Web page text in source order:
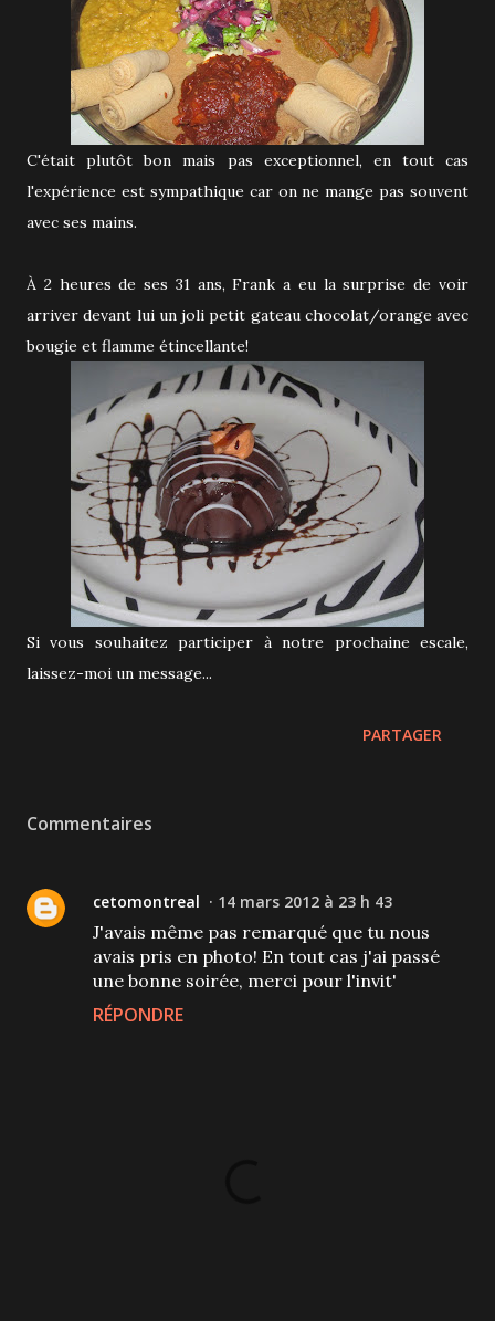
C'était plutôt bon mais pas exceptionnel, en tout cas
l'expérience est sympathique car on ne mange pas souvent
avec ses mains.
À 2 heures de ses 31 ans, Frank a eu la surprise de voir
arriver devant lui un joli petit gateau chocolat/orange avec
bougie et flamme étincellante!
Si vous souhaitez participer à notre prochaine escale,
laissez-moi un message...
PARTAGER
Commentaires
cetomontreal 14 mars 2012 à 23 h 43
J'avais même pas remarqué que tu nous
avais pris en photo! En tout cas j'ai passé
une bonne soirée, merci pour l'invit'
RÉPONDRE